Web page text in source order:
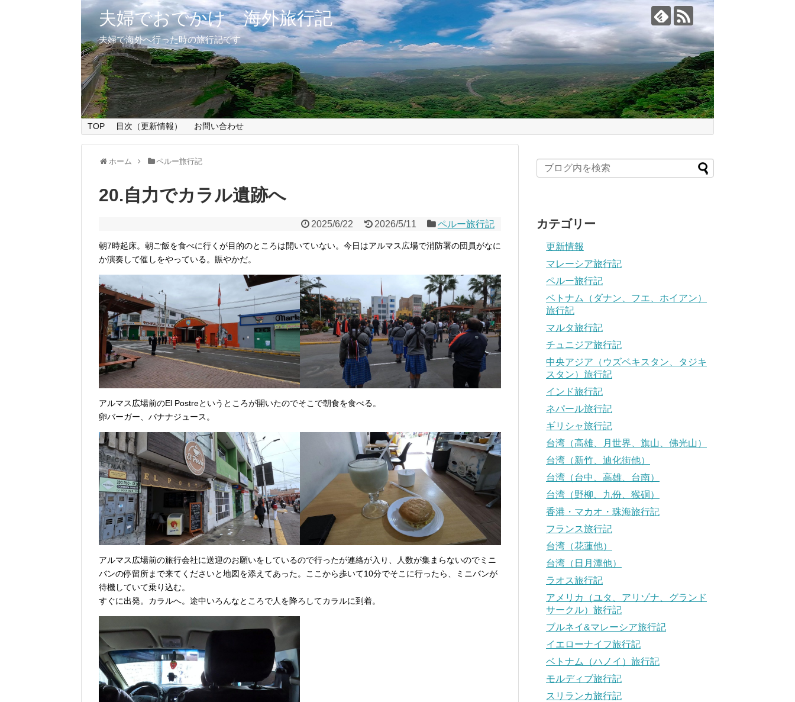
夫婦でおでかけ 海外旅行記
夫婦で海外へ行った時の旅行記です
TOP 目次（更新情報） お問い合わせ
ホーム ペルー旅行記
20.自力でカラル遺跡へ
2025/6/22 2026/5/11 ペルー旅行記
朝7時起床。朝ご飯を食べに行くが目的のところは開いていない。今日はアルマス広場で消防署の団員がなに
か演奏して催しをやっている。賑やかだ。
アルマス広場前のEl Postreというところが開いたのでそこで朝食を食べる。
卵バーガー、バナナジュース。
アルマス広場前の旅行会社に送迎のお願いをしているので行ったが連絡が入り、人数が集まらないのでミニ
バンの停留所まで来てくださいと地図を添えてあった。ここから歩いて10分でそこに行ったら、ミニバンが
待機していて乗り込む。
すぐに出発。カラルへ。途中いろんなところで人を降ろしてカラルに到着。
カテゴリー
更新情報
マレーシア旅行記
ペルー旅行記
ベトナム（ダナン、フエ、ホイアン）
旅行記
マルタ旅行記
チュニジア旅行記
中央アジア（ウズベキスタン、タジキ
スタン）旅行記
インド旅行記
ネパール旅行記
ギリシャ旅行記
台湾（高雄、月世界、旗山、佛光山）
台湾（新竹、迪化街他）
台湾（台中、高雄、台南）
台湾（野柳、九份、猴硐）
香港・マカオ・珠海旅行記
フランス旅行記
台湾（花蓮他）
台湾（日月潭他）
ラオス旅行記
アメリカ（ユタ、アリゾナ、グランド
サークル）旅行記
ブルネイ&マレーシア旅行記
イエローナイフ旅行記
ベトナム（ハノイ）旅行記
モルディブ旅行記
スリランカ旅行記